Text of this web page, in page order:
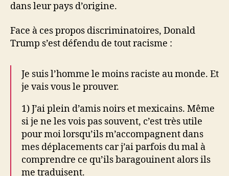
dans leur pays d’origine.
Face à ces propos discriminatoires, Donald
Trump s’est défendu de tout racisme :
Je suis l’homme le moins raciste au monde. Et
je vais vous le prouver.
1) J’ai plein d’amis noirs et mexicains. Même
si je ne les vois pas souvent, c’est très utile
pour moi lorsqu’ils m’accompagnent dans
mes déplacements car j’ai parfois du mal à
comprendre ce qu’ils baragouinent alors ils
me traduisent.